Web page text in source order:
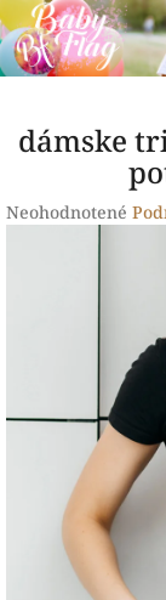
Prejsť
na
obsah
dámske
Priemerné
Neohodnotené